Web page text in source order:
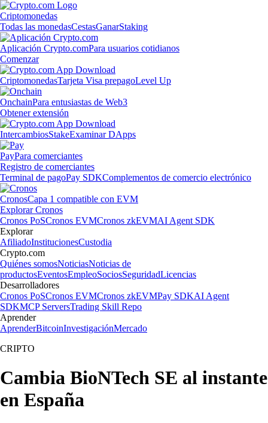
Criptomonedas
Todas las monedasCestasGanarStaking
Aplicación Crypto.comPara usuarios cotidianos
Comenzar
CriptomonedasTarjeta Visa prepagoLevel Up
OnchainPara entusiastas de Web3
Obtener extensión
IntercambiosStakeExaminar DApps
PayPara comerciantes
Registro de comerciantes
Terminal de pagoPay SDKComplementos de comercio electrónico
CronosCapa 1 compatible con EVM
Explorar Cronos
Cronos PoSCronos EVMCronos zkEVMAI Agent SDK
Explorar
AfiliadoInstitucionesCustodia
Crypto.com
Quiénes somosNoticiasNoticias de
productosEventosEmpleoSociosSeguridadLicencias
Desarrolladores
Cronos PoSCronos EVMCronos zkEVMPay SDKAI Agent
SDKMCP ServersTrading Skill Repo
Aprender
AprenderBitcoinInvestigaciónMercado
CRIPTO
Cambia BioNTech SE al instante
en España